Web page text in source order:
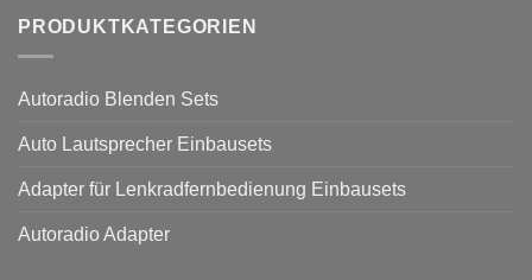
PRODUKTKATEGORIEN
Autoradio Blenden Sets
Auto Lautsprecher Einbausets
Adapter für Lenkradfernbedienung Einbausets
Autoradio Adapter